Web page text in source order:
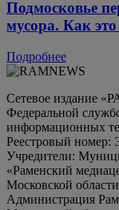
Подмосковье
мусора. Как это
Подробнее
Сетевое издание
Федеральной
информационных
Реестровый
Учредители:
«Раменский
Московской области
Администрация